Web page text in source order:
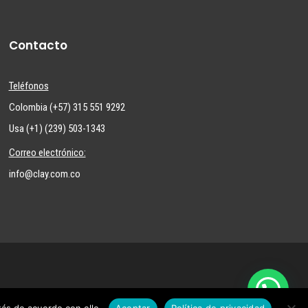
Contacto
Teléfonos
Colombia (+57) 315 551 9292
Usa (+1) (239) 503-1343
Correo electrónico:
info@clay.com.co